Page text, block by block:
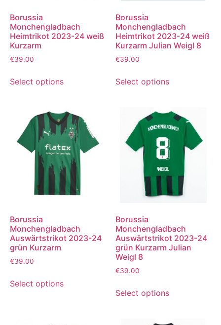
Borussia
Monchengladbach
Heimtrikot 2023-24 weiß
Kurzarm
€39.00
Select options
Borussia
Monchengladbach
Heimtrikot 2023-24 weiß
Kurzarm Julian Weigl 8
€39.00
Select options
Borussia
Monchengladbach
Auswärtstrikot 2023-24
grün Kurzarm
€39.00
Select options
Borussia
Monchengladbach
Auswärtstrikot 2023-24
grün Kurzarm Julian
Weigl 8
€39.00
Select options